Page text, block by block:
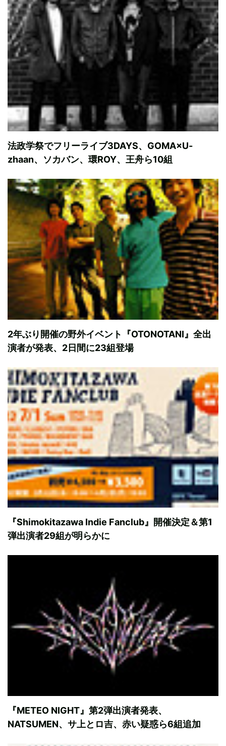
法政学祭でフリーライブ3DAYS、GOMA×U-
zhaan、ソカバン、環ROY、王舟ら10組
2年ぶり開催の野外イベント『OTONOTANI』全出
演者が発表、2日間に23組登場
『Shimokitazawa Indie Fanclub』開催決定＆第1
弾出演者29組が明らかに
『METEO NIGHT』第2弾出演者発表、
NATSUMEN、サ上とロ吉、赤い疑惑ら6組追加